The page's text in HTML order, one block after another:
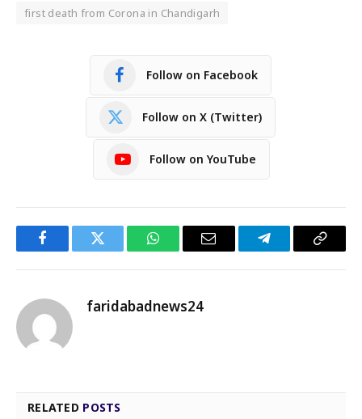
first death from Corona in Chandigarh
Follow on Facebook
Follow on X (Twitter)
Follow on YouTube
FacebookTwitter WhatsAppEmail TelegramCopy
faridabadnews24
RELATED POSTS